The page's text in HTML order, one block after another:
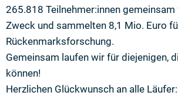
265.818 Teilnehmer:innen
Zweck und sammelten 8,1 Mio. Euro
Rückenmarksforschung.
Gemeinsam laufen wir für diejenigen,
können!
Herzlichen Glückwunsch an alle